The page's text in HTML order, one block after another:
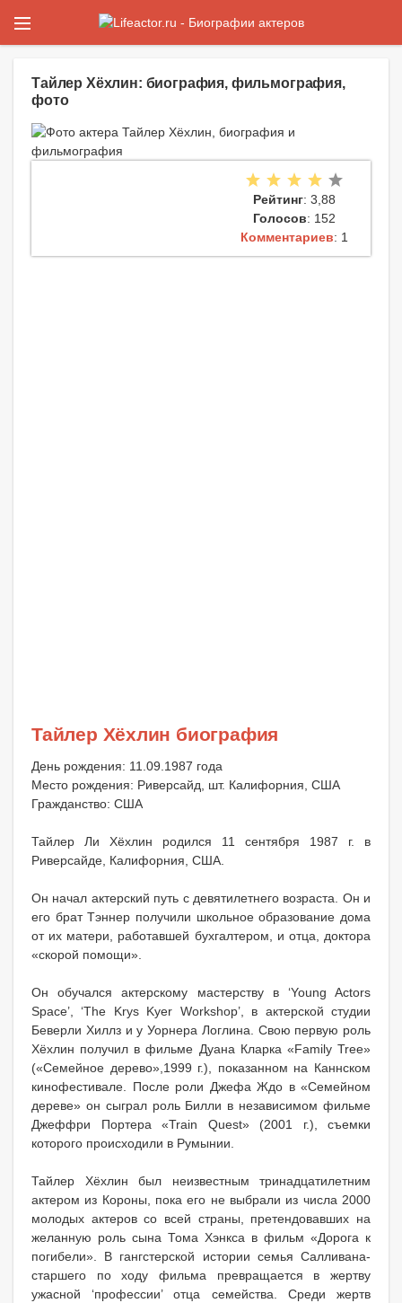
Тайлер Хёхлин: биография, фильмография,
фото
Рейтинг: 3,88
Голосов: 152
Комментариев: 1
Тайлер Хёхлин биография
День рождения: 11.09.1987 года
Место рождения: Риверсайд, шт. Калифорния, США
Гражданство: США
Тайлер Ли Хёхлин родился 11 сентября 1987 г. в
Риверсайде, Калифорния, США.
Он начал актерский путь с девятилетнего возраста. Он и
его брат Тэннер получили школьное образование дома
от их матери, работавшей бухгалтером, и отца, доктора
«скорой помощи».
Он обучался актерскому мастерству в ‘Young Actors
Space’, ‘The Krys Kyer Workshop’, в актерской студии
Беверли Хиллз и у Уорнера Логлина. Свою первую роль
Хёхлин получил в фильме Дуана Кларка «Family Tree»
(«Семейное дерево»,1999 г.), показанном на Каннском
кинофестивале. После роли Джефа Ждо в «Семейном
дереве» он сыграл роль Билли в независимом фильме
Джеффри Портера «Train Quest» (2001 г.), съемки
которого происходили в Румынии.
Тайлер Хёхлин был неизвестным тринадцатилетним
актером из Короны, пока его не выбрали из числа 2000
молодых актеров со всей страны, претендовавших на
желанную роль сына Тома Хэнкса в фильм «Дорога к
погибели». В гангстерской истории семья Салливана-
старшего по ходу фильма превращается в жертву
ужасной ‘профессии’ отца семейства. Среди жертв